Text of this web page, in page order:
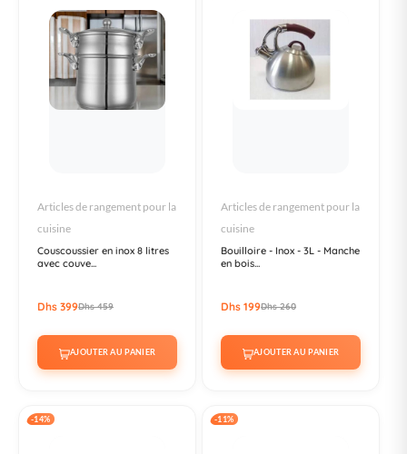
Articles de rangement pour la
cuisine
Couscoussier en inox 8 litres
avec couve...
Dhs 399Dhs 459
AJOUTER AU PANIER
Articles de rangement pour la
cuisine
Bouilloire - Inox - 3L - Manche
en bois...
Dhs 199Dhs 260
AJOUTER AU PANIER
-14% -11%